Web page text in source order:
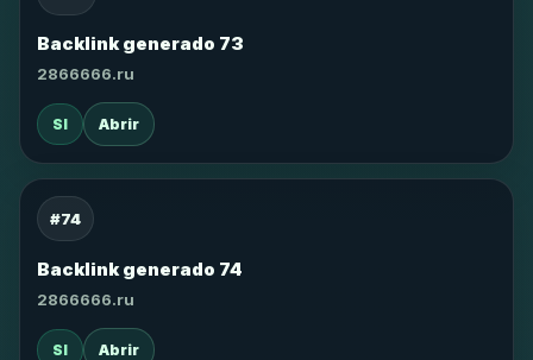
Backlink generado 73
2866666.ru
SI Abrir
#74
Backlink generado 74
2866666.ru
SI Abrir